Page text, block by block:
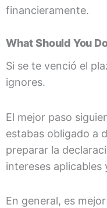
financieramente.
What Should You
Si se te venció el
ignores.
El mejor paso
estabas obligado a
preparar la
intereses aplicables
En general, es